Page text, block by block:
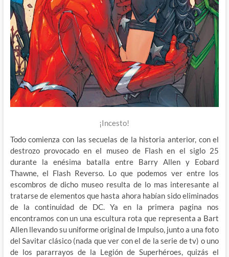
¡Incesto!
Todo comienza con las secuelas de la historia anterior, con el
destrozo provocado en el museo de Flash en el siglo 25
durante la enésima batalla entre Barry Allen y Eobard
Thawne, el Flash Reverso. Lo que podemos ver entre los
escombros de dicho museo resulta de lo mas interesante al
tratarse de elementos que hasta ahora habían sido eliminados
de la continuidad de DC. Ya en la primera pagina nos
encontramos con un una escultura rota que representa a Bart
Allen llevando su uniforme original de Impulso, junto a una foto
del Savitar clásico (nada que ver con el de la serie de tv) o uno
de los pararrayos de la Legión de Superhéroes, quizás el